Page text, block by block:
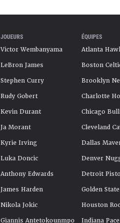
JOUEURS
Victor Wembanyama
LeBron James
Stephen Curry
Rudy Gobert
Kevin Durant
Ja Morant
Kyrie Irving
Luka Doncic
Anthony Edwards
James Harden
Nikola Jokic
Giannis Antetokounmpo
ÉQUIPES
Atlanta
Boston
Brooklyn
Charlotte
Chicago
Cleveland
Dallas
Denver
Detroit
Golden
Houston
Indiana